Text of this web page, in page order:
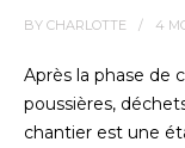
BY CHARLOTTE 4
Après la phase de
poussières,
chantier est une